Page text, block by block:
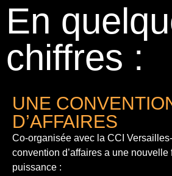
En
chiffres :
UNE
D’AFFAIRES
Co-organisée avec la CCI
convention d’affaires a une nouvelle
puissance :